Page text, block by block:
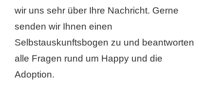
wir uns sehr über Ihre Nachricht. Gerne
senden wir Ihnen einen
Selbstauskunftsbogen zu und beantworten
alle Fragen rund um Happy und die
Adoption.